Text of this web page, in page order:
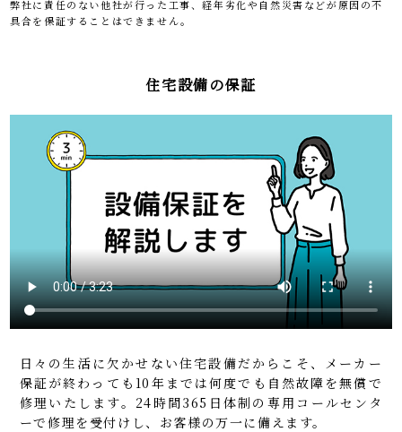
弊社に責任のない他社が行った工事、経年劣化や自然災害などが原因の不
具合を保証することはできません。
住宅設備の保証
日々の生活に欠かせない住宅設備だからこそ、メーカー
保証が終わっても10年までは何度でも自然故障を無償で
修理いたします。24時間365日体制の専用コールセンタ
ーで修理を受付けし、お客様の万一に備えます。